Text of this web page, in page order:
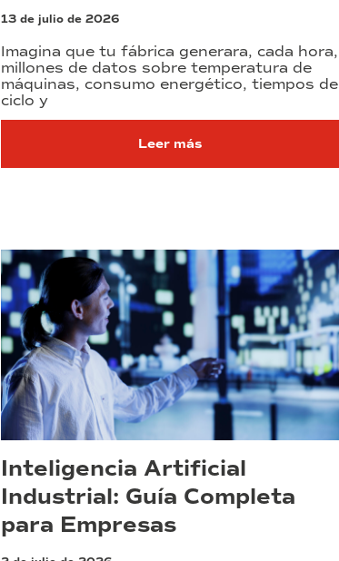
13 de julio de 2026
Imagina que tu fábrica generara, cada hora,
millones de datos sobre temperatura de
máquinas, consumo energético, tiempos de
ciclo y
Leer más
Inteligencia Artificial
Industrial: Guía Completa
para Empresas